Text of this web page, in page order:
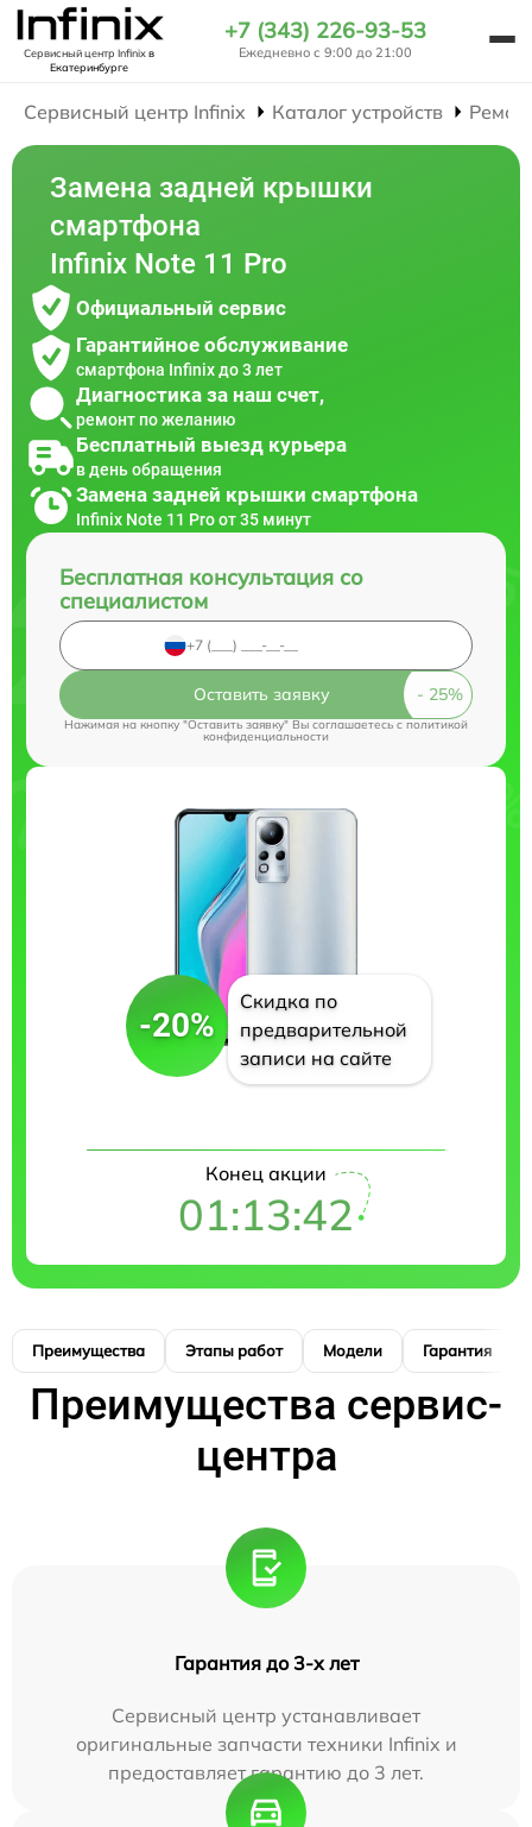
Сервисный центр Infinixв
Екатеринбурге
+7 (343) 226-93-53
Ежедневно с 9:00 до 21:00
Сервисный центр Infinix Каталог устройств
Замена задней крышки
смартфона
Infinix Note 11 Pro
Официальный сервис
Гарантийное обслуживание
смартфона Infinix до 3 лет
Диагностика за наш счет,
ремонт по желанию
Бесплатный выезд курьера
в день обращения
Замена задней крышки смартфона
Infinix Note 11 Pro от 35 минут
Бесплатная консультация со
специалистом
Оставить заявку
Нажимая на кнопку "Оставить заявку" Вы соглашаетесь cполитикой
конфиденциальности
-20%
Скидка по
предварительной
записи на сайте
Конец акции
01:13:41
Преимущества Этапы работ Модели Гарантия
Преимущества сервис-
центра
Гарантия до 3-х лет
Сервисный центр устанавливает
оригинальные запчасти техники Infinix и
предоставляет гарантию до 3 лет.